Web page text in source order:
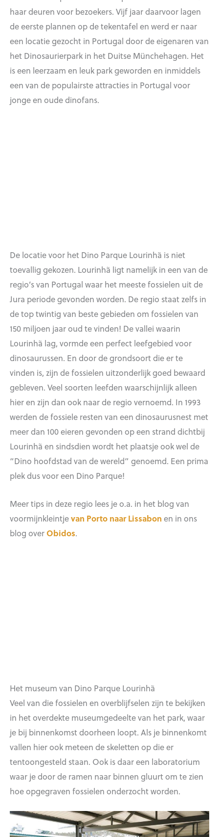
haar deuren voor bezoekers. Vijf jaar daarvoor lagen
de eerste plannen op de tekentafel en werd er naar
een locatie gezocht in Portugal door de eigenaren van
het Dinosaurierpark in het Duitse Münchehagen. Het
is een leerzaam en leuk park geworden en inmiddels
een van de populairste attracties in Portugal voor
jonge en oude dinofans.
De locatie voor het Dino Parque Lourinhã is niet
toevallig gekozen. Lourinhã ligt namelijk in een van de
regio’s van Portugal waar het meeste fossielen uit de
Jura periode gevonden worden. De regio staat zelfs in
de top twintig van beste gebieden om fossielen van
150 miljoen jaar oud te vinden! De vallei waarin
Lourinhã lag, vormde een perfect leefgebied voor
dinosaurussen. En door de grondsoort die er te
vinden is, zijn de fossielen uitzonderlijk goed bewaard
gebleven. Veel soorten leefden waarschijnlijk alleen
hier en zijn dan ook naar de regio vernoemd. In 1993
werden de fossiele resten van een dinosaurusnest met
meer dan 100 eieren gevonden op een strand dichtbij
Lourinhã en sindsdien wordt het plaatsje ook wel de
“Dino hoofdstad van de wereld” genoemd. Een prima
plek dus voor een Dino Parque!
Meer tips in deze regio lees je o.a. in het blog van
voormijnkleintjevan Porto naar Lissabon en in ons
blog over Obidos.
Het museum van Dino Parque Lourinhã
Veel van die fossielen en overblijfselen zijn te bekijken
in het overdekte museumgedeelte van het park, waar
je bij binnenkomst doorheen loopt. Als je binnenkomt
vallen hier ook meteen de skeletten op die er
tentoongesteld staan. Ook is daar een laboratorium
waar je door de ramen naar binnen gluurt om te zien
hoe opgegraven fossielen onderzocht worden.